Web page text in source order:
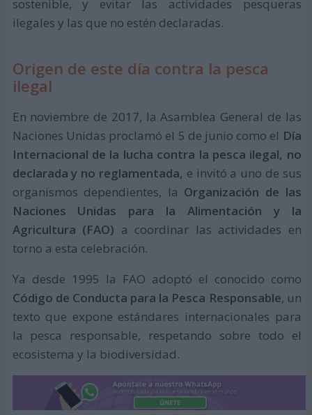
sostenible, y evitar las actividades pesqueras
ilegales y las que no estén declaradas.
Origen de este día contra la pesca
ilegal
En noviembre de 2017, la Asamblea General de las
Naciones Unidas proclamó el 5 de junio como el Día
Internacional de la lucha contra la pesca ilegal, no
declarada y no reglamentada, e invitó a uno de sus
organismos dependientes, la Organización de las
Naciones Unidas para la Alimentación y la
Agricultura (FAO) a coordinar las actividades en
torno a esta celebración.
Ya desde 1995 la FAO adoptó el conocido como
Código de Conducta para la Pesca Responsable, un
texto que expone estándares internacionales para
la pesca responsable, respetando sobre todo el
ecosistema y la biodiversidad.